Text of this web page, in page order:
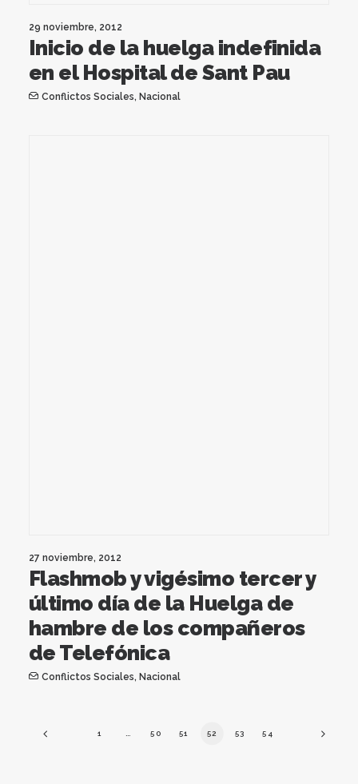
29 noviembre, 2012
Inicio de la huelga indefinida
en el Hospital de Sant Pau
Conflictos Sociales, Nacional
27 noviembre, 2012
Flashmob y vigésimo tercer y
último día de la Huelga de
hambre de los compañeros
de Telefónica
Conflictos Sociales, Nacional
1 50 51 52 53 54